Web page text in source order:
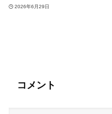
2026年6月29日
コメント